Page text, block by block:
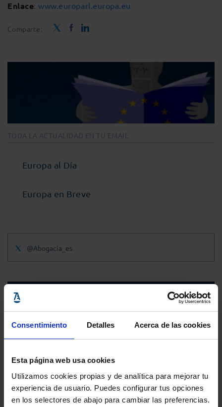
Consentimiento Detalles Acerca de las cookies
Esta página web usa cookies
Utilizamos cookies propias y de analítica para mejorar tu
experiencia de usuario. Puedes configurar tus opciones
en los selectores de abajo para cambiar las preferencias.
Enlace:www.europarl.europa.eu
Comparte:
TODA LA ACTUALIDAD EN TU EMAIL
Europa al Día
Europa en Breve
@Abogacia_es